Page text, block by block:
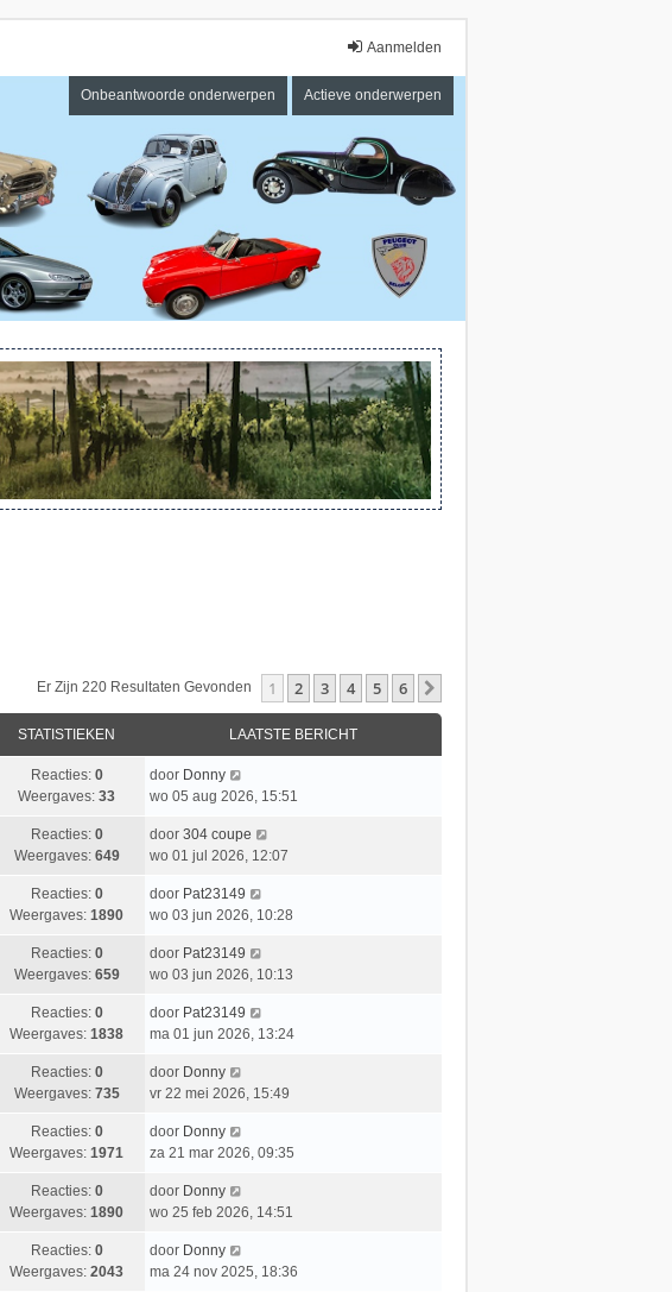
Aanmelden
Onbeantwoorde onderwerpen Actieve onderwerpen
Er Zijn 220 Resultaten Gevonden 1 2 3 4 5 6
STATISTIEKEN LAATSTE BERICHT
Reacties: 0
Weergaves: 33
L
a
t
s
e
b
e
c
h
door Donny
wo 05 aug 2026, 15:51
Reacties: 0
Weergaves: 649
L
a
t
s
e
b
e
c
h
door 304 coupe
wo 01 jul 2026, 12:07
Reacties: 0
Weergaves: 1890
L
a
t
s
e
b
e
c
h
door Pat23149
wo 03 jun 2026, 10:28
Reacties: 0
Weergaves: 659
L
a
t
s
e
b
e
c
h
door Pat23149
wo 03 jun 2026, 10:13
Reacties: 0
Weergaves: 1838
L
a
t
s
e
b
e
c
h
door Pat23149
ma 01 jun 2026, 13:24
Reacties: 0
Weergaves: 735
L
a
t
s
e
b
e
door Donny
vr 22 mei 2026, 15:49
Reacties: 0
Weergaves: 1971
L
a
t
s
e
b
door Donny
za 21 mar 2026, 09:35
Reacties: 0
Weergaves: 1890
L
a
t
s
door Donny
wo 25 feb 2026, 14:51
Reacties: 0
Weergaves: 2043
L
a
door Donny
ma 24 nov 2025, 18:36